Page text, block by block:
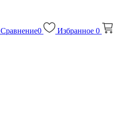
Сравнение0 Избранное 0